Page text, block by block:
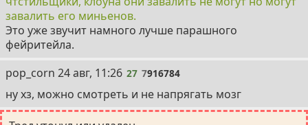
завалить его миньенов.
Это уже звучит намного лучше парашного
фейритейла.
pop_corn 27
24 авг, 11:26 27 7916784
ну хз, можно смотреть и не напрягать мозг